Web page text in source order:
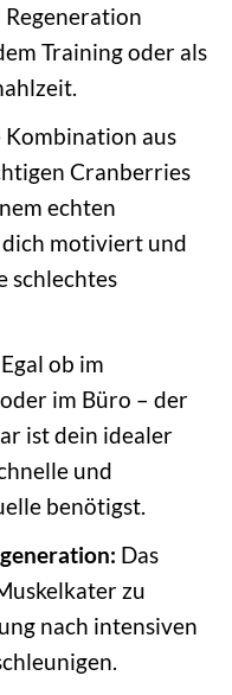
Training oder als
Kombination aus
Cranberries
echten
dich motiviert und
schlechtes
Egal ob im
im Büro – der
ist dein idealer
und
benötigst.
Das
zu
nach intensiven